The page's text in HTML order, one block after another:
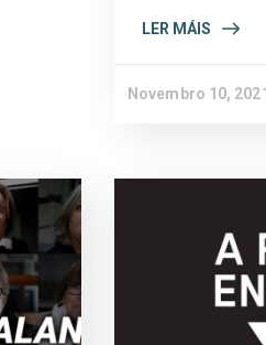
LER MÁIS
Novembro 10, 2021